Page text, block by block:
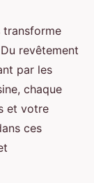
transforme
revêtement
par les
chaque
et votre
ces